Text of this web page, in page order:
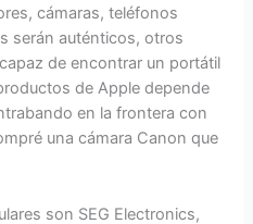
cámaras, teléfonos
serán auténticos, otros
de encontrar un portátil
de Apple depende
en la frontera con
una cámara Canon que
son SEG Electronics,